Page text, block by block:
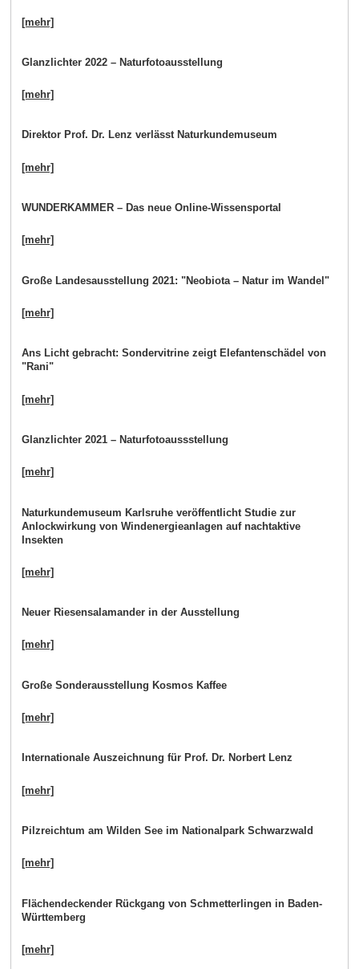
[mehr]
Glanzlichter 2022 – Naturfotoausstellung
[mehr]
Direktor Prof. Dr. Lenz verlässt Naturkundemuseum
[mehr]
WUNDERKAMMER – Das neue Online-Wissensportal
[mehr]
Große Landesausstellung 2021: "Neobiota – Natur im Wandel"
[mehr]
Ans Licht gebracht: Sondervitrine zeigt Elefantenschädel von
"Rani"
[mehr]
Glanzlichter 2021 – Naturfotoaussstellung
[mehr]
Naturkundemuseum Karlsruhe veröffentlicht Studie zur
Anlockwirkung von Windenergieanlagen auf nachtaktive
Insekten
[mehr]
Neuer Riesensalamander in der Ausstellung
[mehr]
Große Sonderausstellung Kosmos Kaffee
[mehr]
Internationale Auszeichnung für Prof. Dr. Norbert Lenz
[mehr]
Pilzreichtum am Wilden See im Nationalpark Schwarzwald
[mehr]
Flächendeckender Rückgang von Schmetterlingen in Baden-
Württemberg
[mehr]